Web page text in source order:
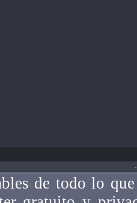
de todo lo